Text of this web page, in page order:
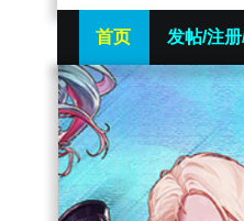
首页 发帖/注